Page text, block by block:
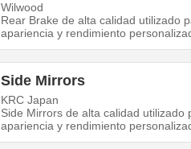
Wilwood
Rear Brake de alta calidad utilizado
apariencia y rendimiento
Side Mirrors
KRC Japan
Side Mirrors de alta calidad utilizado
apariencia y rendimiento